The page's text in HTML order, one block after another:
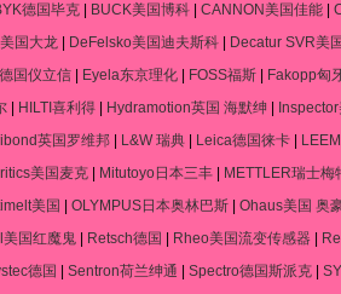
德国毕克 BUCK美国博科 CANNON美国佳能
国大龙 DeFelsko美国迪夫斯科 Decatur SVR美国
国仪立信 Eyela东京理化 FOSS福斯 Fakopp匈
HILTI喜利得 Hydramotion英国 海默绅
英国罗维邦| L&W 瑞典| Leica德国徕卡|
美国麦克| Mitutoyo日本三丰| METTLER瑞士梅
美国 OLYMPUS日本奥林巴斯 Ohaus美国 奥
国红魔鬼 Retsch德国 Rheo美国流变传感器
德国 Sentron荷兰绅通 Spectro德国斯派克|